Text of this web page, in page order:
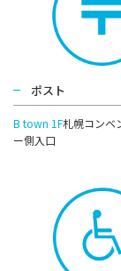
ポスト
B town 1F札幌コンベ
ー側⼊⼝